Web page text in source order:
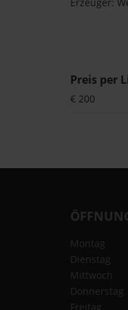
Preis per
€ 200
Montag
Dienstag
Mittwoch
Donnerstag
Freitag